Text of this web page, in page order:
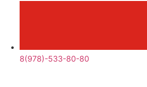
8(978)-533-80-80